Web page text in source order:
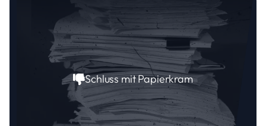
Schluss mit Papierkram